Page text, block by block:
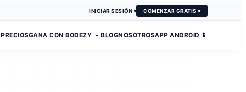
INICIAR SESIÓN ▾ COMENZAR GRATIS ▾
PRECIOSGANA CON BODEZY BLOGNOSOTROSAPP ANDROID 📱